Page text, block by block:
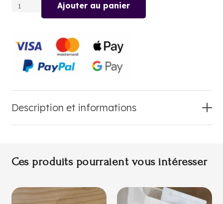
quantité
NOIR
Ajouter au panier
Description et informations
Ces produits pourraient vous intéresser